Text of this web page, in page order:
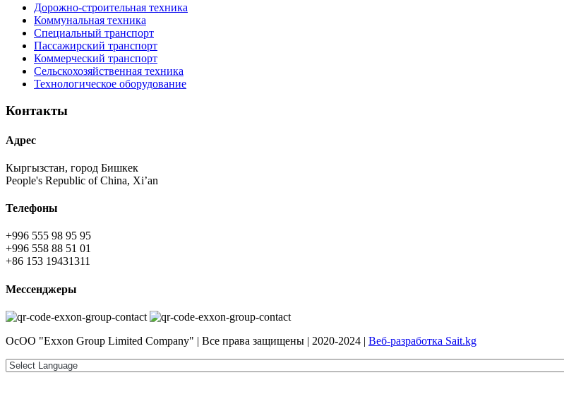
Дорожно-строительная техника
Коммунальная техника
Специальный транспорт
Пассажирский транспорт
Коммерческий транспорт
Сельскохозяйственная техника
Технологическое оборудование
Контакты
Адрес
Кыргызстан, город Бишкек
People's Republic of China, Xi’an
Телефоны
+996 555 98 95 95
+996 558 88 51 01
+86 153 19431311
Мессенджеры
ОсОО "Exxon Group Limited Company" | Все права защищены | 2020-2024 | Веб-разработка Sait.kg